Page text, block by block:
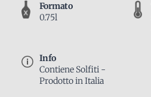
Formato
0.75l
Info
Contiene Solfiti -
Prodotto in Italia